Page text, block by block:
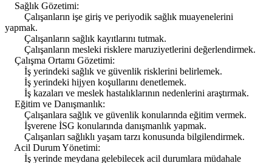
Sağlık Gözetimi:
Çalışanların işe giriş ve periyodik sağlık muayenelerini
yapmak.
Çalışanların sağlık kayıtlarını tutmak.
Çalışanların mesleki risklere maruziyetlerini değerlendirmek.
Çalışma Ortamı Gözetimi:
İş yerindeki sağlık ve güvenlik risklerini belirlemek.
İş yerindeki hijyen koşullarını denetlemek.
İş kazaları ve meslek hastalıklarının nedenlerini araştırmak.
Eğitim ve Danışmanlık:
Çalışanlara sağlık ve güvenlik konularında eğitim vermek.
İşverene İSG konularında danışmanlık yapmak.
Çalışanları sağlıklı yaşam tarzı konusunda bilgilendirmek.
Acil Durum Yönetimi:
İş yerinde meydana gelebilecek acil durumlara müdahale